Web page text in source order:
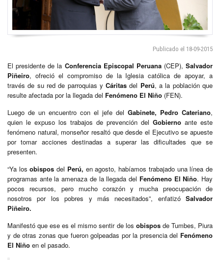
Publicado el 18-09-2015
El presidente de la Conferencia Episcopal Peruana(CEP), Salvador
Piñeiro, ofreció el compromiso de la Iglesia católica de apoyar, a
través de su red de parroquias yCáritas del Perú, a la población que
resulte afectada por la llegada del Fenómeno El Niño (FEN).
Luego de un encuentro con el jefe del Gabinete, Pedro Cateriano,
quien le expuso los trabajos de prevención del Gobierno ante este
fenómeno natural, monseñor resaltó que desde el Ejecutivo se apueste
por tomar acciones destinadas a superar las dificultades que se
presenten.
“Ya losobisposdel Perú, en agosto, habíamos trabajado una línea de
programas ante la amenaza de la llegada del Fenómeno El Niño. Hay
pocos recursos, pero mucho corazón y mucha preocupación de
nosotros por los pobres y más necesitados”, enfatizó Salvador
Piñeiro.
Manifestó que ese es el mismo sentir de los obisposde Tumbes, Piura
y de otras zonas que fueron golpeadas por la presencia del Fenómeno
El Niño en el pasado.